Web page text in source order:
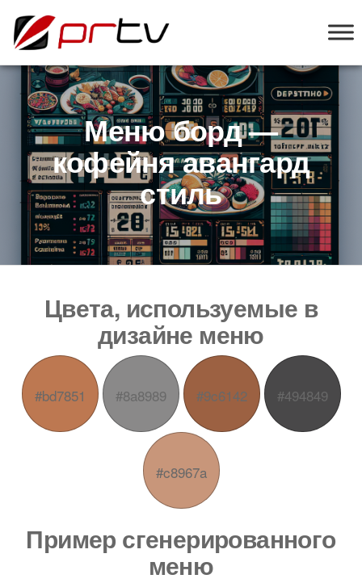
конструктор
слайд-шоу
для
телевизоров
Меню борд —
кофейня авангард
стиль
Цвета, используемые в
дизайне меню
#bd7851 #8a8989 #9c6142 #494849
#c8967a
Пример сгенерированного
меню